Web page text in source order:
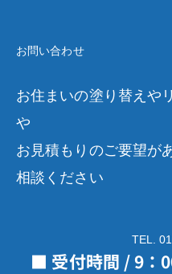
お問い合わせ
お住まいの塗り替えや
や
お見積もりのご要望が
相談ください
TEL.
■ 受付時間 / 9：